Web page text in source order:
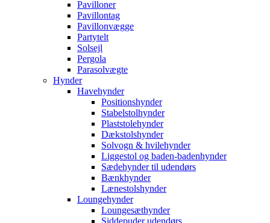
Pavilloner
Pavillontag
Pavillonvægge
Partytelt
Solsejl
Pergola
Parasolvægte
Hynder
Havehynder
Positionshynder
Stabelstolhynder
Plaststolehynder
Dækstolshynder
Solvogn & hvilehynder
Liggestol og baden-badenhynder
Sædehynder til udendørs
Bænkhynder
Lænestolshynder
Loungehynder
Loungesæthynder